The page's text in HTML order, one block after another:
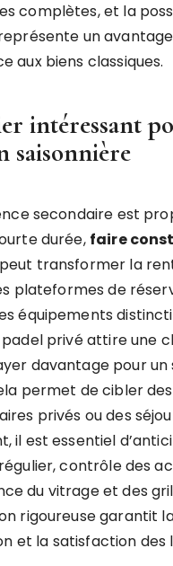
complètes, et la
un
aux biens classiques.
intéressant
saisonnière
secondaire est
durée, faire
peut transformer la
plateformes de
équipements
privé attire une
davantage pour un
permet de cibler
privés ou des
il est essentiel
contrôle des
du vitrage et des
rigoureuse garantit
et la satisfaction des